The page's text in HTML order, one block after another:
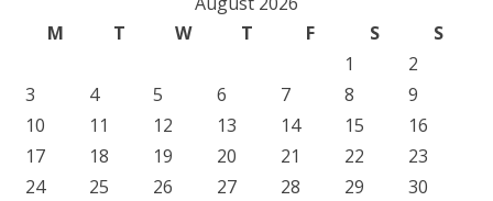
M
T W T F S
S
1
2
3
4 5 6 7 8
9
10
11 12 13 14 15
16
17
18 19 20 21 22
23
24
25 26 27 28 29
30